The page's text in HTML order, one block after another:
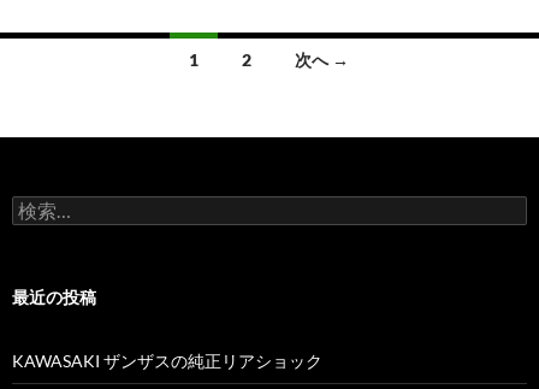
稿
ナ
ビ
ー
シ
1 2 次へ →
検
索
最近の投稿
KAWASAKI ザンザスの純正リアショック